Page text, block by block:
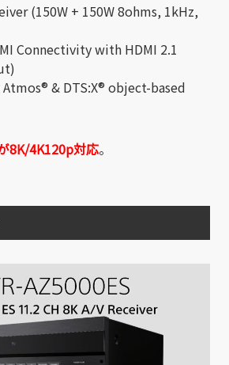
(150W + 150W 8ohms, 1kHz,
Connectivity with HDMI 2.1
& DTS:X® object-based
8K/4K120p対応。